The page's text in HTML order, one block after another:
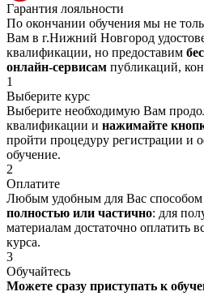
Гарантия лояльности
По окончании обучения мы не
Вам в г.Нижний Новгород
квалификации, но предоставим
онлайн-сервисам публикаций,
1
Выберите курс
Выберите необходимую Вам
квалификации и нажимайте
пройти процедуру регистрации и
обучение.
2
Оплатите
Любым удобным для Вас способом
полностью или частично: для
материалам достаточно оплатить
курса.
3
Обучайтесь
Можете сразу приступать к